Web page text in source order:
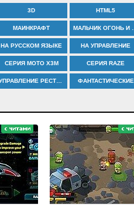
3D HTML5
МАИНКРАФТ
НА РУССКОМ ЯЗЫКЕ НА УПРАВЛЕНИЕ
СЕРИЯ MOTO X3M СЕРИЯ RAZE
ФАНТАСТИЧЕСКИЕ